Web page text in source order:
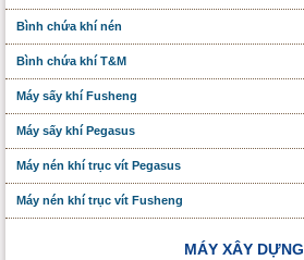
Bình chứa khí nén
Bình chứa khí T&M
Máy sấy khí Fusheng
Máy sấy khí Pegasus
Máy nén khí trục vít Pegasus
Máy nén khí trục vít Fusheng
MÁY XÂY DỰNG